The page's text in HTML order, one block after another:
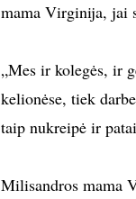
mama Virginija, jai
„Mes ir kolegės, ir
kelionėse, tiek
taip nukreipė ir
Milisandros mama